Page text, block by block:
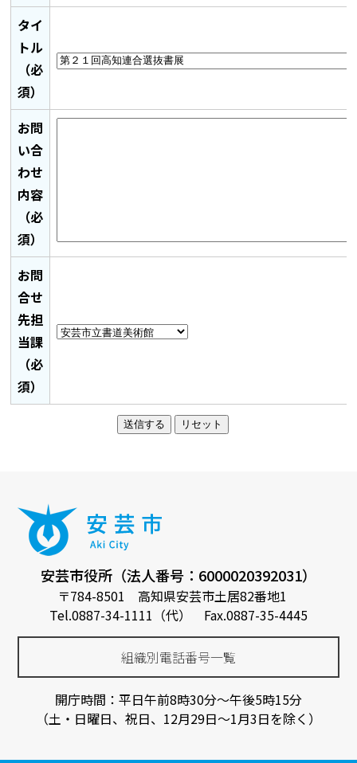
タイ
トル
（必
須）
お問
い合
わせ
内容
（必
須）
お問
合せ
先担
当課
（必
須）
安芸市役所（法人番号：6000020392031）
〒784-8501 高知県安芸市土居82番地1
Tel.0887-34-1111（代） Fax.0887-35-4445
組織別電話番号一覧
開庁時間：平日午前8時30分～午後5時15分
（土・日曜日、祝日、12月29日～1月3日を除く）